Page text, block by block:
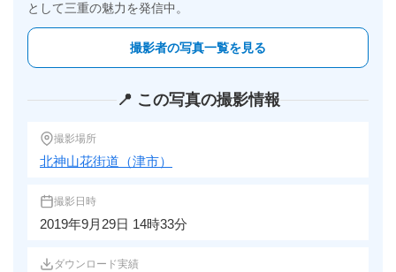
として三重の魅力を発信中。
撮影者の写真一覧を見る
📍 この写真の撮影情報
撮影場所
北神山花街道（津市）
撮影日時
2019年9月29日 14時33分
ダウンロード実績